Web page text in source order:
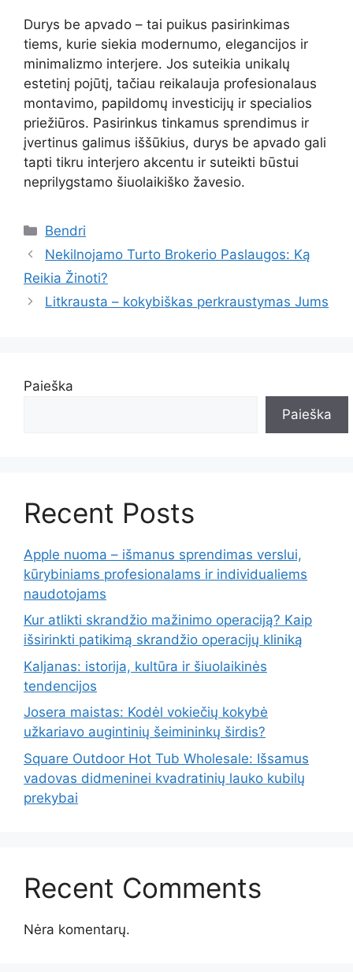
Durys be apvado – tai puikus pasirinkimas
tiems, kurie siekia modernumo, elegancijos ir
minimalizmo interjere. Jos suteikia unikalų
estetinį pojūtį, tačiau reikalauja profesionalaus
montavimo, papildomų investicijų ir specialios
priežiūros. Pasirinkus tinkamus sprendimus ir
įvertinus galimus iššūkius, durys be apvado gali
tapti tikru interjero akcentu ir suteikti būstui
neprilygstamo šiuolaikiško žavesio.
Kategorijos
Bendri
Nekilnojamo Turto Brokerio Paslaugos: Ką
Reikia Žinoti?
Litkrausta – kokybiškas perkraustymas Jums
Paieška
Paieška
Recent Posts
Apple nuoma – išmanus sprendimas verslui,
kūrybiniams profesionalams ir individualiems
naudotojams
Kur atlikti skrandžio mažinimo operaciją? Kaip
išsirinkti patikimą skrandžio operacijų kliniką
Kaljanas: istorija, kultūra ir šiuolaikinės
tendencijos
Josera maistas: Kodėl vokiečių kokybė
užkariavo augintinių šeimininkų širdis?
Square Outdoor Hot Tub Wholesale: Išsamus
vadovas didmeninei kvadratinių lauko kubilų
prekybai
Recent Comments
Nėra komentarų.